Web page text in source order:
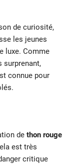
de curiosité,
les jeunes
luxe. Comme
surprenant,
connue pour
de thon rouge
est très
critique